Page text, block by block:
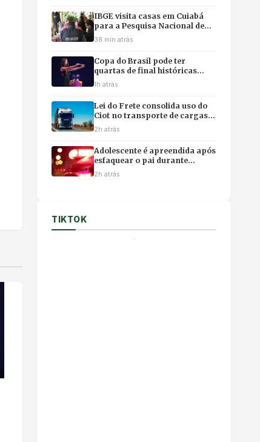
IBGE visita casas em Cuiabá
para a Pesquisa Nacional de
Saúde 2026; saiba como
38 min atrás
Copa do Brasil pode ter
quartas de final históricas
compostas apenas por
1h atrás
Lei do Frete consolida uso do
Ciot no transporte de cargas e
veta anistia a manifestantes
2h atrás
Adolescente é apreendida após
esfaquear o pai durante
discussão em Cuiabá
2h atrás
TIKTOK